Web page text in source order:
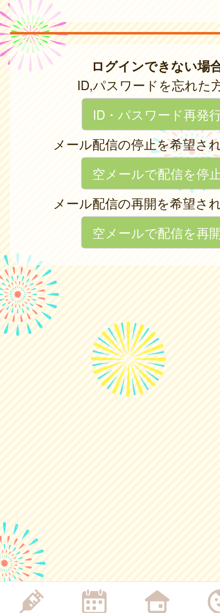
ログインできない場
ID,パスワードを忘れた
ID・パスワード再発
メール配信の停止を希望さ
空メールで配信を停
メール配信の再開を希望さ
空メールで配信を再